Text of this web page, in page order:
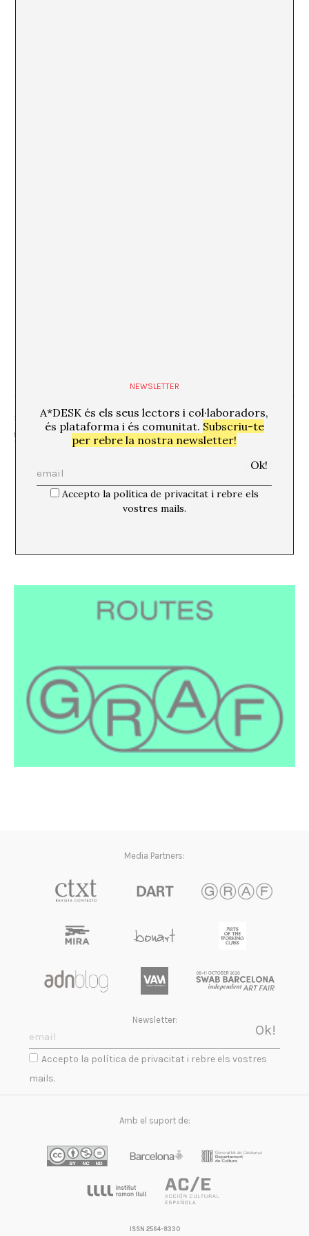
SHARE
Media Partners:
Newsletter:
Accepto la política de privacitat i rebre els vostres
mails.
Amb el suport de:
ISSN 2564-8330
NEWSLETTER
A*DESK és els seus lectors i col·laboradors,
és plataforma i és comunitat. Subscriu-te
per rebre la nostra newsletter!
Accepto la política de privacitat i rebre els
vostres mails.